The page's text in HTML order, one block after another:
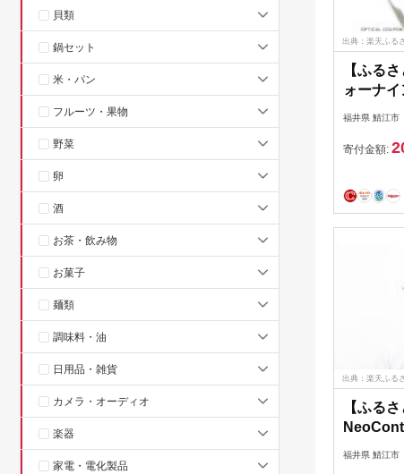
貝類
鍋セット
米・パン
フルーツ・果物
野菜
卵
酒
お茶・飲み物
お菓子
麺類
調味料・油
日用品・雑貨
カメラ・オーディオ
楽器
家電・電化製品
出典：楽天ふる
【ふる
ォーナ
える眼
産めが
ト 高
ね め
ズ サン
納税め
福井県 鯖江市
寄付金額:
出典：楽天ふる
【ふるさ
07401]
福井県 鯖江市